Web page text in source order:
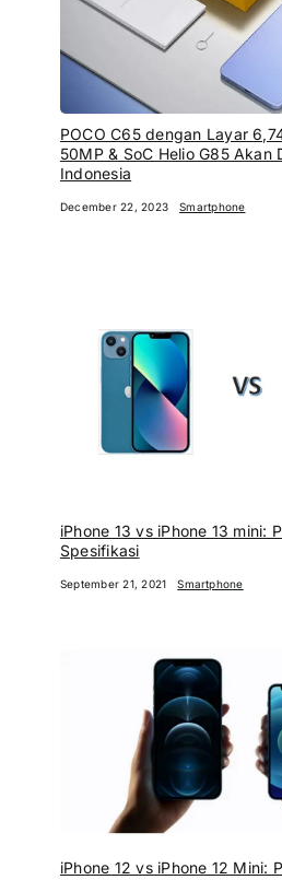
POCO C65 dengan Layar
50MP & SoC Helio G85 Akan
Indonesia
December 22, 2023 Smartphone
iPhone 13 vs iPhone 13 mini:
Spesifikasi
September 21, 2021 Smartphone
iPhone 12 vs iPhone 12 Mini: